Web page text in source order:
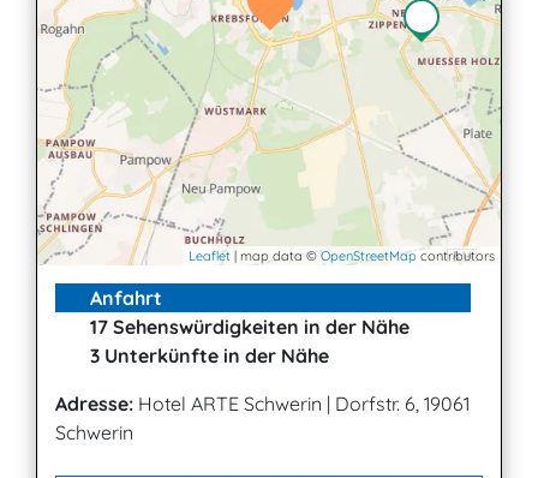
Leaflet | map data © OpenStreetMap contributors
Anfahrt
17 Sehenswürdigkeiten in der Nähe
3 Unterkünfte in der Nähe
Adresse: Hotel ARTE Schwerin | Dorfstr. 6, 19061
Schwerin